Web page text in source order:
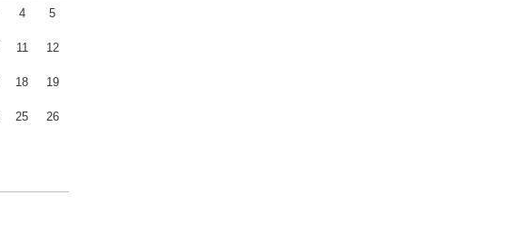
4 5
11 12
18 19
25 26